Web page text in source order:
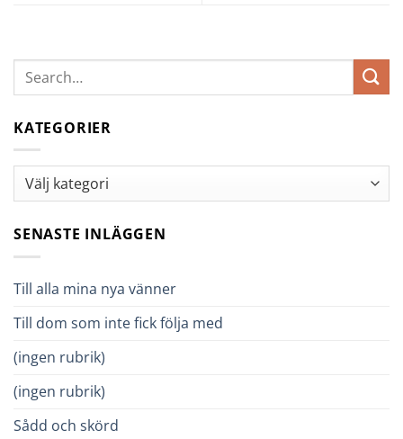
KATEGORIER
Kategorier
SENASTE INLÄGGEN
Till alla mina nya vänner
Till dom som inte fick följa med
(ingen rubrik)
(ingen rubrik)
Sådd och skörd